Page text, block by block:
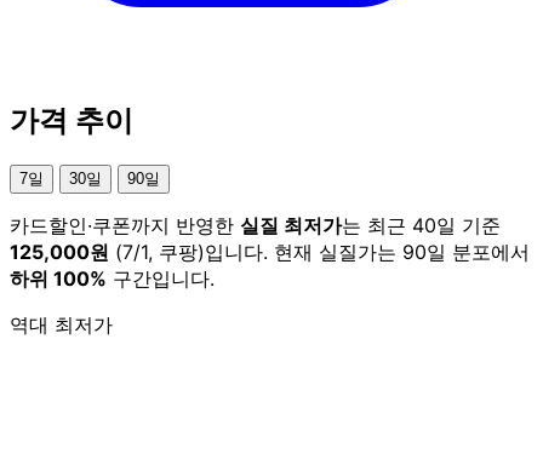
가격 추이
7일 30일 90일
카드할인·쿠폰까지 반영한 실질 최저가는 최근 40일 기준
125,000원 (7/1, 쿠팡)입니다. 현재 실질가는 90일 분포에서
하위 100% 구간입니다.
역대 최저가